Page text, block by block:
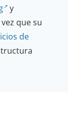
y
que su
de